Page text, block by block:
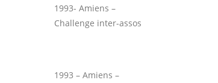
1993- Amiens –
Challenge inter-assos
1993 – Amiens –